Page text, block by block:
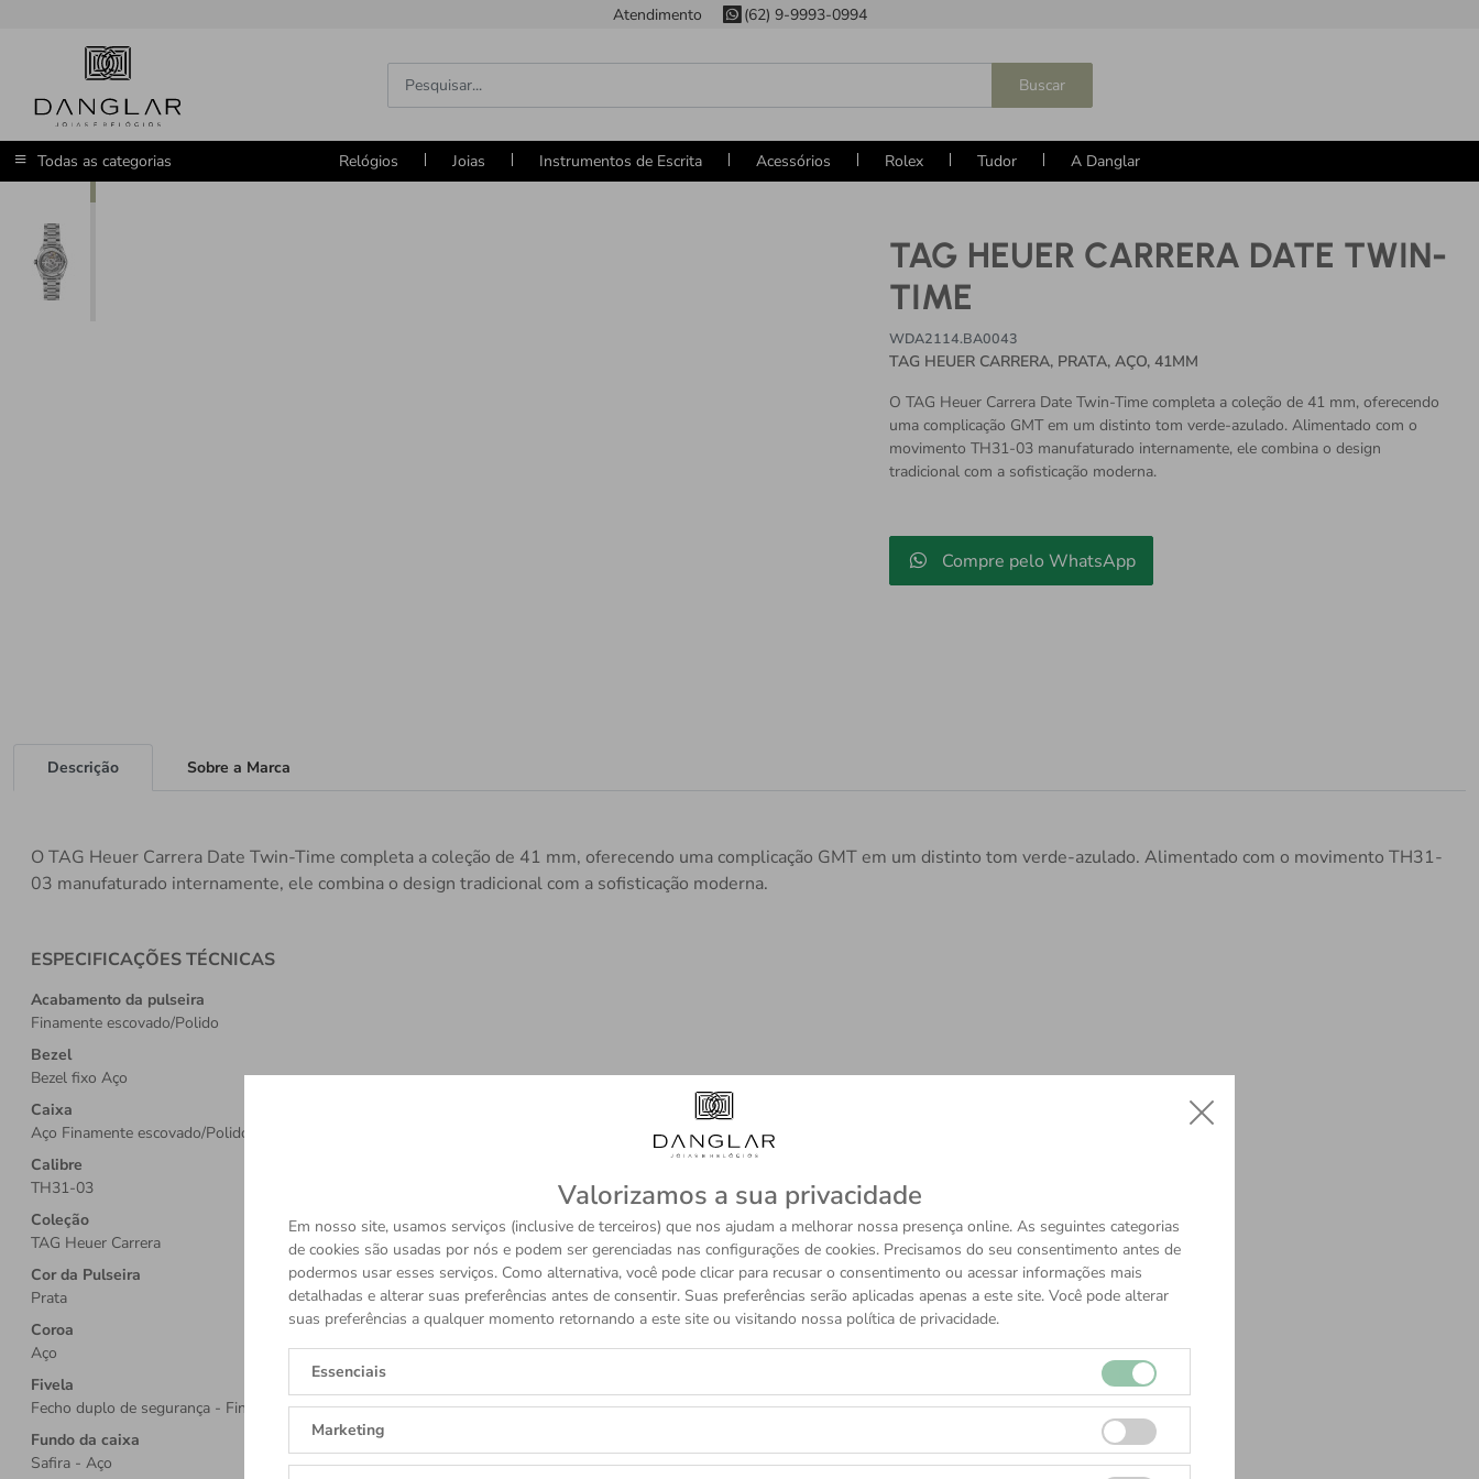
Valorizamos a sua privacidade
Em nosso site, usamos serviços (inclusive de terceiros) que nos ajudam a melhorar nossa presença online. As seguintes categorias
de cookies são usadas por nós e podem ser gerenciadas nas configurações de cookies. Precisamos do seu consentimento antes de
podermos usar esses serviços. Como alternativa, você pode clicar para recusar o consentimento ou acessar informações mais
detalhadas e alterar suas preferências antes de consentir. Suas preferências serão aplicadas apenas a este site. Você pode alterar
suas preferências a qualquer momento retornando a este site ou visitando nossa política de privacidade.
Essenciais
Marketing
Atendimento (62) 9-9993-0994
Buscar
Todas as categorias Relógios Joias Instrumentos de Escrita Acessórios Rolex Tudor A Danglar
TAG HEUER CARRERA DATE TWIN-
TIME
WDA2114.BA0043
TAG HEUER CARRERA, PRATA, AÇO, 41MM
O TAG Heuer Carrera Date Twin-Time completa a coleção de 41 mm, oferecendo
uma complicação GMT em um distinto tom verde-azulado. Alimentado com o
movimento TH31-03 manufaturado internamente, ele combina o design
tradicional com a sofisticação moderna.
Compre pelo WhatsApp
Descrição Sobre a Marca
O TAG Heuer Carrera Date Twin-Time completa a coleção de 41 mm, oferecendo uma complicação GMT em um distinto tom verde-azulado. Alimentado com o movimento TH31-
03 manufaturado internamente, ele combina o design tradicional com a sofisticação moderna.
ESPECIFICAÇÕES TÉCNICAS
Acabamento da pulseira
Finamente escovado/Polido
Bezel
Bezel fixo Aço
Caixa
Aço Finamente escovado/Polido
Calibre
TH31-03
Coleção
TAG Heuer Carrera
Cor da Pulseira
Prata
Coroa
Aço
Fivela
Fecho duplo de segurança - Finamente escovado Aço
Fundo da caixa
Safira - Aço